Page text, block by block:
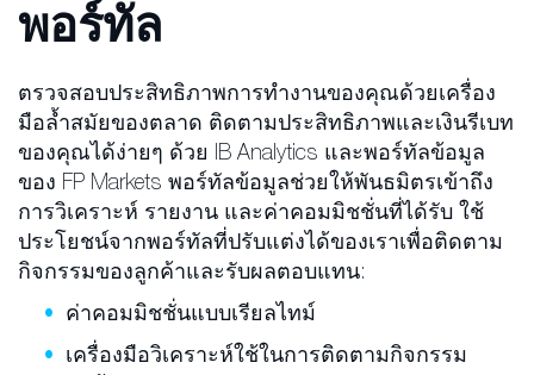
พอร์ทัล
ตรวจสอบประสิทธิภาพการทำงานของคุณด้วยเครื่อง
มือล้ำสมัยของตลาด ติดตามประสิทธิภาพและเงินรีเบท
ของคุณได้ง่ายๆ ด้วย IB Analytics และพอร์ทัลข้อมูล
ของ FP Markets พอร์ทัลข้อมูลช่วยให้พันธมิตรเข้าถึง
การวิเคราะห์ รายงาน และค่าคอมมิชชั่นที่ได้รับ ใช้
ประโยชน์จากพอร์ทัลที่ปรับแต่งได้ของเราเพื่อติดตาม
กิจกรรมของลูกค้าและรับผลตอบแทน:
ค่าคอมมิชชั่นแบบเรียลไทม์
เครื่องมือวิเคราะห์ใช้ในการติดตามกิจกรรม